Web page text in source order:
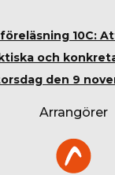
10C:
och
den 9
Arrangörer